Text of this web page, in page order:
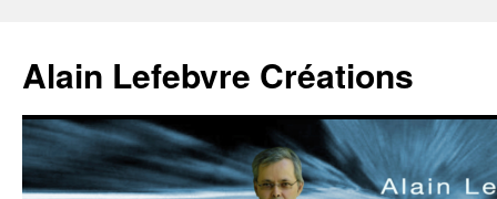
contenu
Alain Lefebvre Créations